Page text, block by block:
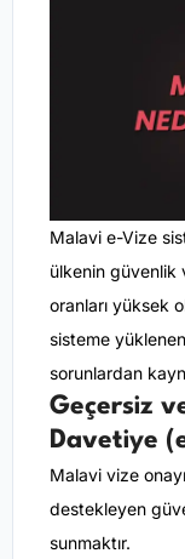
Malavi e-Vize
ülkenin güvenlik
oranları yüksek
sisteme
sorunlardan
Geçersiz
Davetiye
Malavi vize
destekleyen
sunmaktır.